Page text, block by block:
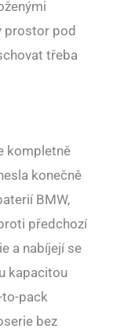
prostor pod
třeba
kompletně
konečně
BMW,
předchozí
a nabíjejí se
kapacitou
pack
bez